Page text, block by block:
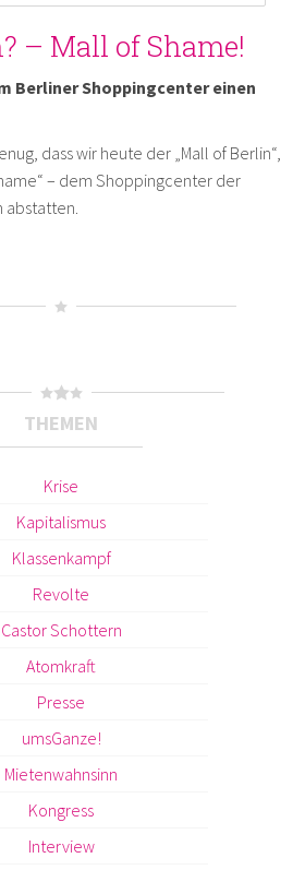
– Mall of Shame!
Berliner Shoppingcenter einen
dass wir heute der „Mall of Berlin“,
– dem Shoppingcenter der
abstatten.
THEMEN
Krise
Kapitalismus
Klassenkampf
Revolte
Castor Schottern
Atomkraft
Presse
umsGanze!
Mietenwahnsinn
Kongress
Interview